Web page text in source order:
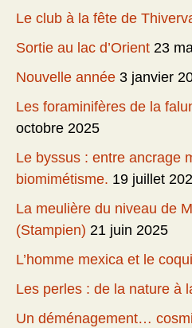
Le club à la fête de
Sortie au lac d’Orient 23
Nouvelle année 3 janvier
Les foraminifères de la
octobre 2025
Le byssus : entre ancrage
biomimétisme. 19 juillet
La meulière du niveau de
(Stampien) 21 juin 2025
L’homme mexica et le
Les perles : de la nature à
Un déménagement…